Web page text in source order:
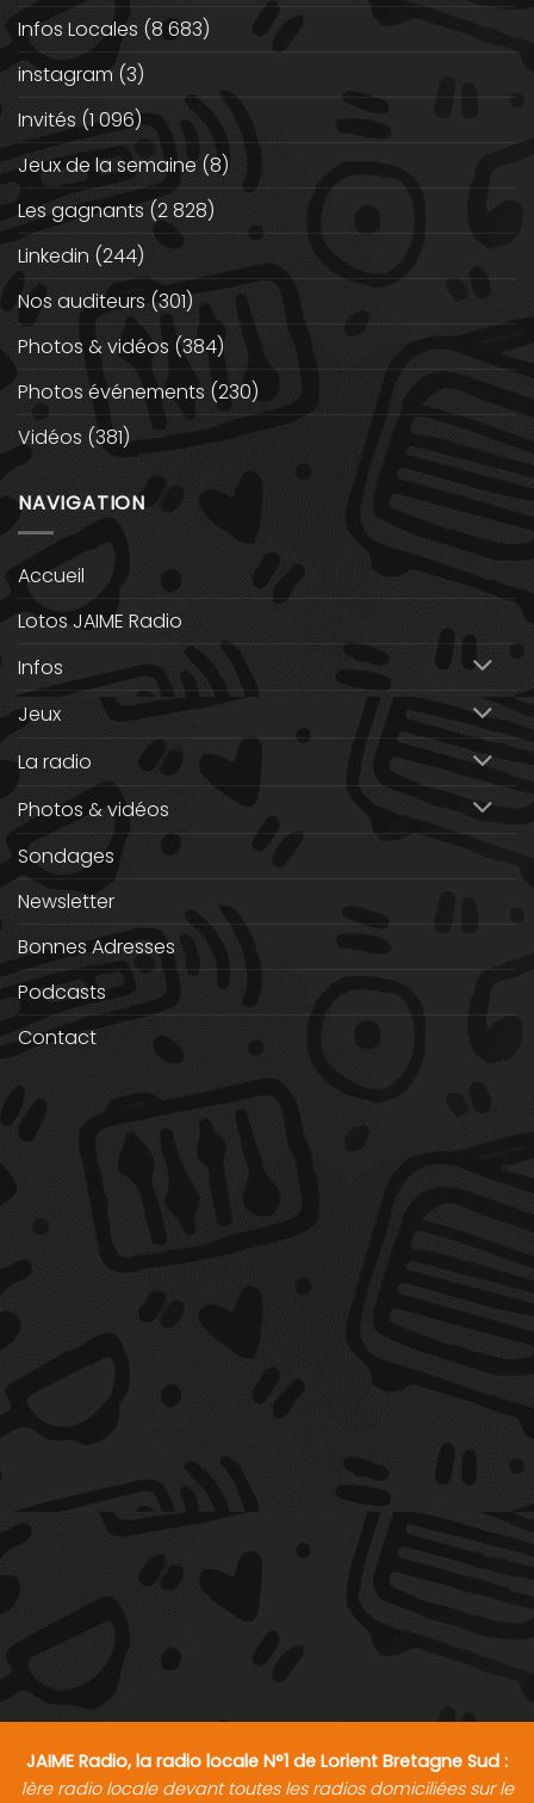
Infos Locales (8 683)
instagram (3)
Invités (1 096)
Jeux de la semaine (8)
Les gagnants (2 828)
Linkedin (244)
Nos auditeurs (301)
Photos & vidéos (384)
Photos événements (230)
Vidéos (381)
NAVIGATION
Accueil
Lotos JAIME Radio
Infos
Jeux
La radio
Photos & vidéos
Sondages
Newsletter
Bonnes Adresses
Podcasts
Contact
JAIME Radio, la radio locale N°1 de Lorient Bretagne Sud :
1ère radio locale devant toutes les radios domiciliées sur le